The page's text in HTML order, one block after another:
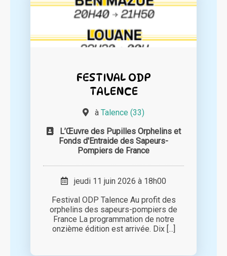
FESTIVAL ODP
TALENCE
à Talence (33)
L’Œuvre des Pupilles Orphelins et
Fonds d'Entraide des Sapeurs-
Pompiers de France
jeudi 11 juin 2026 à 18h00
Festival ODP Talence Au profit des
orphelins des sapeurs-pompiers de
France La programmation de notre
onzième édition est arrivée. Dix [...]